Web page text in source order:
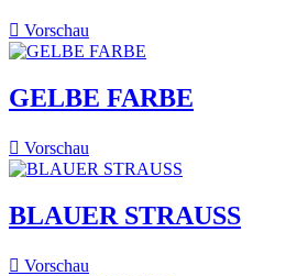
 Vorschau
GELBE FARBE
 Vorschau
BLAUER STRAUSS
 Vorschau